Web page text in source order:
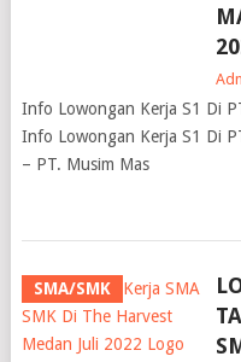
Info Lowongan Kerja S1 Di
Info Lowongan Kerja S1 Di
– PT. Musim Mas
SMA/SMK